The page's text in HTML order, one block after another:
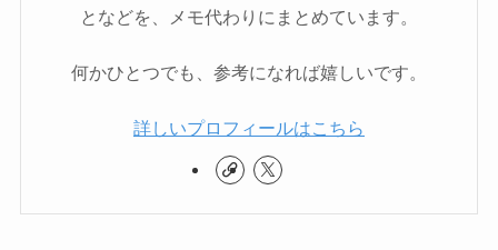
となどを、メモ代わりにまとめています。
何かひとつでも、参考になれば嬉しいです。
詳しいプロフィールはこちら